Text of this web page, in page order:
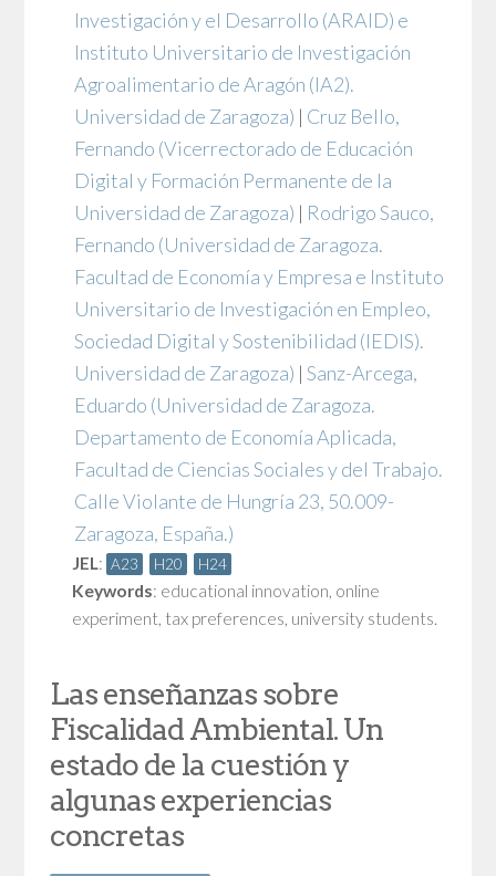
Investigación y el Desarrollo (ARAID) e
Instituto Universitario de Investigación
Agroalimentario de Aragón (IA2).
Universidad de Zaragoza) | Cruz Bello,
Fernando (Vicerrectorado de Educación
Digital y Formación Permanente de la
Universidad de Zaragoza) | Rodrigo Sauco,
Fernando (Universidad de Zaragoza.
Facultad de Economía y Empresa e Instituto
Universitario de Investigación en Empleo,
Sociedad Digital y Sostenibilidad (IEDIS).
Universidad de Zaragoza) |Sanz-Arcega,
Eduardo (Universidad de Zaragoza.
Departamento de Economía Aplicada,
Facultad de Ciencias Sociales y del Trabajo.
Calle Violante de Hungría 23, 50.009-
Zaragoza, España.)
JEL: A23 H20 H24
Keywords: educational innovation, online
experiment, tax preferences, university students.
Las enseñanzas sobre
Fiscalidad Ambiental. Un
estado de la cuestión y
algunas experiencias
concretas